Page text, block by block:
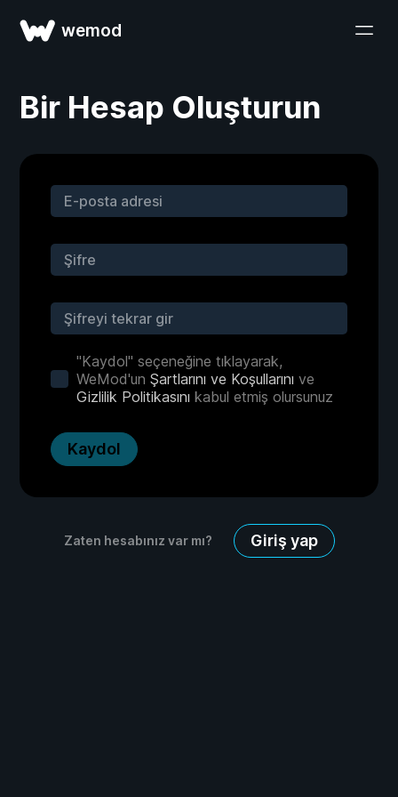
wemod
Bir Hesap Oluşturun
Kaydol
"Kaydol" seçeneğine tıklayarak,
WeMod'un Şartlarını ve Koşullarını ve
Gizlilik Politikasını kabul etmiş olursunuz
Zaten hesabınız var mı? Giriş yap